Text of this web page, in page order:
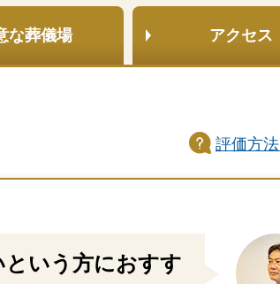
な葬儀場 アクセス
評価方法
いう方におすす